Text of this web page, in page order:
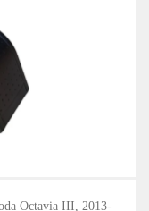
Octavia III, 2013-